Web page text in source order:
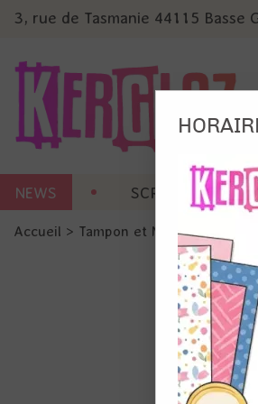
3, rue de Tasmanie 44115 Basse
NEWS SCRAP CARTERIE
Accueil > Tampon et Mask-Pochoir